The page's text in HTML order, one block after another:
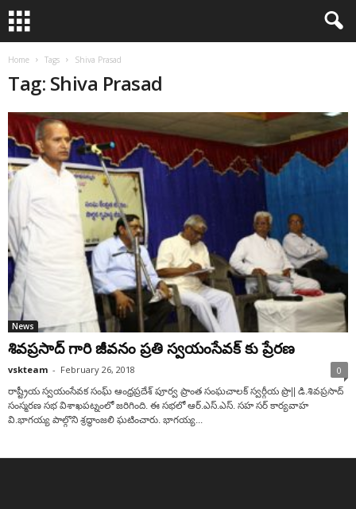
Home Tags Shiva Prasad
Tag: Shiva Prasad
News
శివప్రసాద్‌ గారి జీవనం ప్రతి స్వయంసేవక్ కు ప్రేరణ
vskteam - February 26, 2018 0
రాష్ట్రీయ స్వయంసేవక సంఘ్‌ ఆంధ్రప్రదేశ్‌ పూర్వ ప్రాంత సంఘచాలక్‌ స్వర్గీయ ప్రొ|| డి.శివప్రసాద్‌
సంస్మరణ సభ విశాఖపట్నంలో జరిగింది. ఈ సభలో ఆర్‌.ఎస్‌.ఎస్‌. సహ సర్‌ కార్యవాహ
వి.భాగయ్య పాల్గొని శ్రద్ధాంజలి ఘటించారు. భాగయ్య...